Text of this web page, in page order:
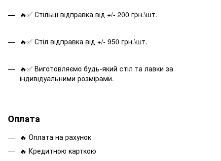
🔥✅ Стільці відправка від +/- 200 грн.\шт.
🔥✅ Стіл відправка від +/- 950 грн.\шт.
🔥✅ Виготовляємо будь-який стіл та лавки за
індивідуальними розмірами.
Оплата
🔥 Оплата на рахунок
🔥 Кредитною карткою